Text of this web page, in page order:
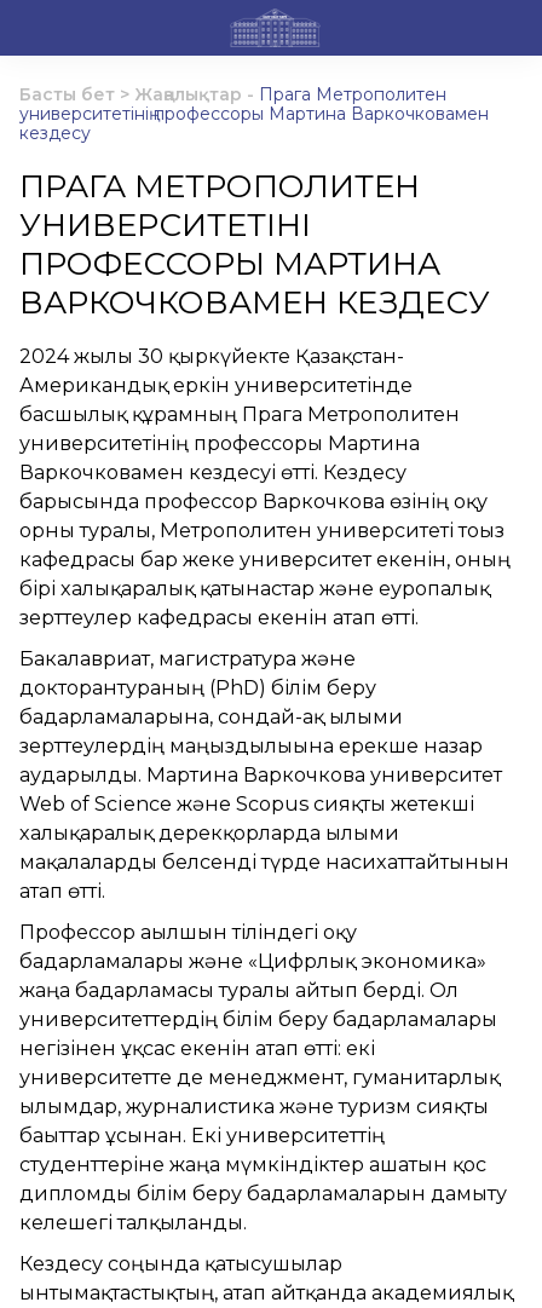
Басты бет > Жаңалықтар - Прага Метрополитен
университетінің профессоры Мартина Варкочковамен
кездесу
ПРАГА МЕТРОПОЛИТЕН
УНИВЕРСИТЕТІНІҢ
ПРОФЕССОРЫ МАРТИНА
ВАРКОЧКОВАМЕН КЕЗДЕСУ
2024 жылғы 30 қыркүйекте Қазақстан-
Американдық еркін университетінде
басшылық құрамның Прага Метрополитен
университетінің профессоры Мартина
Варкочковамен кездесуі өтті. Кездесу
барысында профессор Варкочкова өзінің оқу
орны туралы, Метрополитен университеті тоғыз
кафедрасы бар жеке университет екенін, оның
бірі халықаралық қатынастар және еуропалық
зерттеулер кафедрасы екенін атап өтті.
Бакалавриат, магистратура және
докторантураның (PhD) білім беру
бағдарламаларына, сондай-ақ ғылыми
зерттеулердің маңыздылығына ерекше назар
аударылды. Мартина Варкочкова университет
Web of Science және Scopus сияқты жетекші
халықаралық дерекқорларда ғылыми
мақалаларды белсенді түрде насихаттайтынын
атап өтті.
Профессор ағылшын тіліндегі оқу
бағдарламалары және «Цифрлық экономика»
жаңа бағдарламасы туралы айтып берді. Ол
университеттердің білім беру бағдарламалары
негізінен ұқсас екенін атап өтті: екі
университетте де менеджмент, гуманитарлық
ғылымдар, журналистика және туризм сияқты
бағыттар ұсынған. Екі университеттің
студенттеріне жаңа мүмкіндіктер ашатын қос
дипломды білім беру бағдарламаларын дамыту
келешегі талқыланды.
Кездесу соңында қатысушылар
ынтымақтастықтың, атап айтқанда академиялық